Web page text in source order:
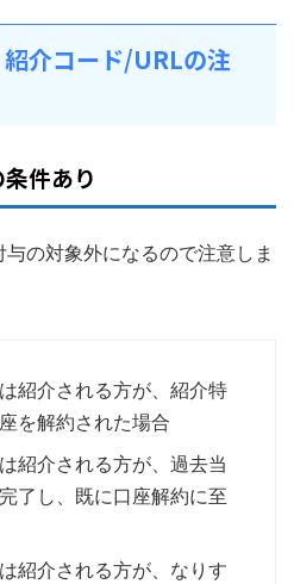
介コード/URLの注
件あり
の対象外になるので注意しま
紹介される方が、紹介特
を解約された場合
紹介される方が、過去当
了し、既に口座解約に至
紹介される方が、なりす